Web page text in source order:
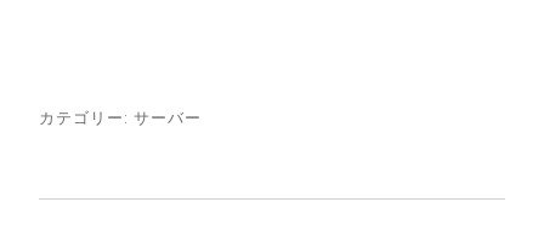
カテゴリー:サーバー